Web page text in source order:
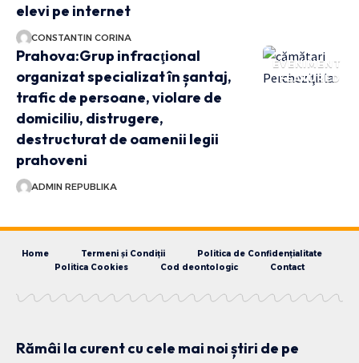
elevi pe internet
CONSTANTIN CORINA
EVENIMENT
FEATURED
Prahova:Grup infracţional
organizat specializat în șantaj,
trafic de persoane, violare de
domiciliu, distrugere,
destructurat de oamenii legii
prahoveni
ADMIN REPUBLIKA
Home Termeni și Condiții
Politica de Confidențialitate
Politica Cookies
Cod deontologic Contact
Rămâi la curent cu cele mai noi știri de pe